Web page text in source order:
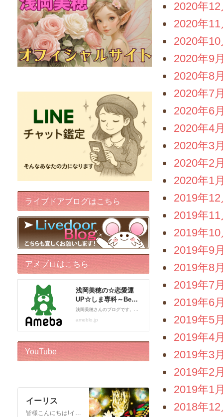
2020年12
2020年11
2020年10
2020年9
2020年8
2020年7
2020年6
2020年4
2020年3
2020年2
2020年1
2019年12
2019年11
2019年10
2019年9
2019年8
2019年7
2019年6
2019年5
2019年4
2019年3
2019年2
2019年1
2018年12
ライブドアブログはこちら
アメブロはこちら
YouTube
イーリス
皆様こんにちは!イーリスです! ドリーバーチュー博士公認 エンジェル・イントゥイティブ（AI）™です。 心理カウンセラー、カードセラピスト、アドバイザー、執筆をしております。 このチャンネルはボランティアでお届けしております。私自身がオラクルカードに救われた一人なので、 誰かのお役に立ちたいという気持ちからスタートいたしました! ※2018年12月22日から…